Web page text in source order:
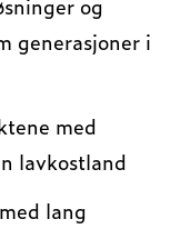
generasjoner i
med
lavkostland
lang